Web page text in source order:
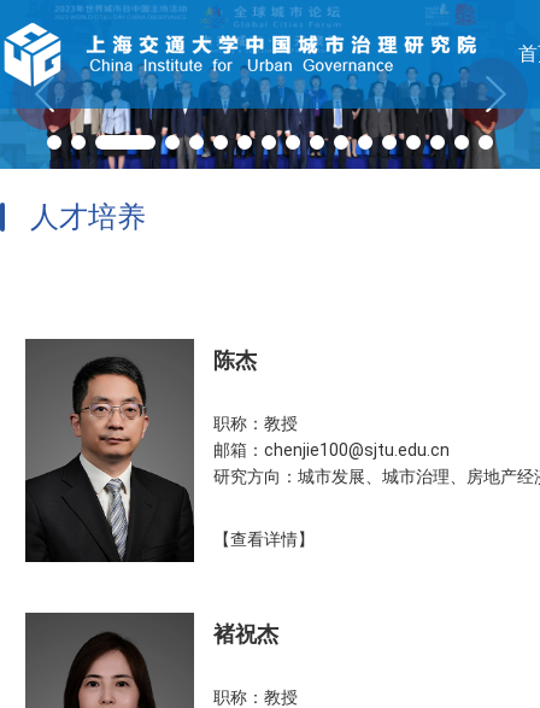
人才培养
陈杰
职称：教授
邮箱：chenjie100@sjtu.edu.cn
研究方向：城市发展、城市治理、房地产经
【查看详情】
褚祝杰
职称：教授